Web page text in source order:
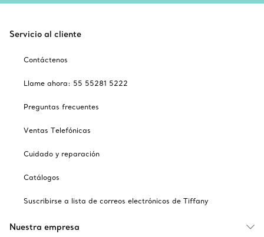
Servicio al cliente
Contáctenos
Llame ahora: 55 55281 5222
Preguntas frecuentes
Ventas Telefónicas
Cuidado y reparación
Catálogos
Suscribirse a lista de correos electrónicos de Tiffany
Nuestra empresa